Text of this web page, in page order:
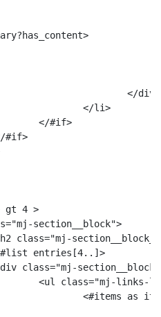
</
					</li>
				</#if>
</#if>
gt 4 >
section__block">
<h2 class="mj-
<#list entries[4..]>
<div class="mj-
<ul class="mj-links-
<#items as